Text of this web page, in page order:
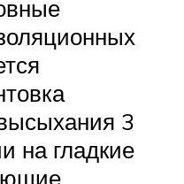
3
на гладкие